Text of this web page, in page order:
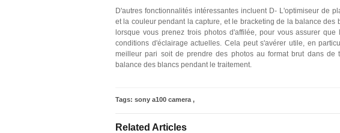
D'autres fonctionnalités intéressantes incluent D- L'optimiseur de
et la couleur pendant la capture, et le bracketing de la balance
lorsque vous prenez trois photos d'affilée, pour vous assurer
conditions d'éclairage actuelles. Cela peut s'avérer utile, en
meilleur pari soit de prendre des photos au format brut dans de
balance des blancs pendant le traitement.
Tags: sony a100 camera ,
Related Articles